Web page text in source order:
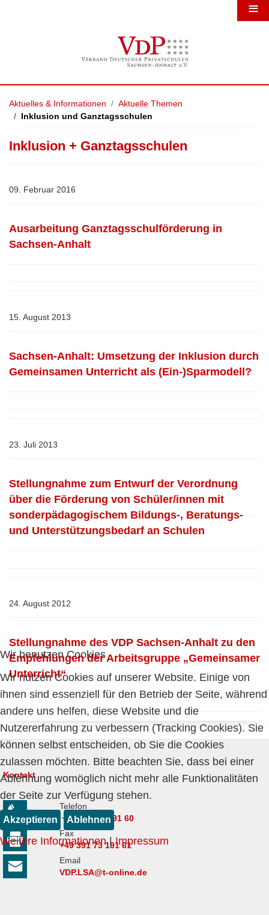
Aktuelles & Informationen
Aktuelle Themen
Inklusion und Ganztagsschulen
Inklusion + Ganztagsschulen
09. Februar 2016
Ausarbeitung Ganztagsschulförderung in
Sachsen-Anhalt
15. August 2013
Sachsen-Anhalt: Umsetzung der Inklusion durch
Gemeinsamen Unterricht als (Ein-)Sparmodell?
23. Juli 2013
Stellungnahme zum Entwurf der Verordnung
über die Förderung von Schüler/innen mit
sonderpädagogischem Bildungs-, Beratungs-
und Unterstützungsbedarf an Schulen
24. August 2012
Stellungnahme des VDP Sachsen-Anhalt zu den
Empfehlungen der Arbeitsgruppe „Gemeinsamer
Unterricht“
Kontakt
Telefon
+49 391 73 191 60
Fax
+49 391 73 191 61
Email
VDP.LSA@t-online.de
Wir benutzen Cookies
Wir nutzen Cookies auf unserer Website. Einige von
ihnen sind essenziell für den Betrieb der Seite, während
andere uns helfen, diese Website und die
Nutzererfahrung zu verbessern (Tracking Cookies). Sie
können selbst entscheiden, ob Sie die Cookies
zulassen möchten. Bitte beachten Sie, dass bei einer
Ablehnung womöglich nicht mehr alle Funktionalitäten
der Seite zur Verfügung stehen.
Akzeptieren Ablehnen
Weitere Informationen|Impressum
≡